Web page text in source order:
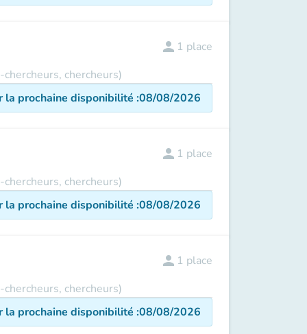
chercheurs)
person 1 place
la prochaine disponibilité :08/08/2026
chercheurs)
person 1 place
la prochaine disponibilité :08/08/2026
chercheurs)
person 1 place
la prochaine disponibilité :08/08/2026